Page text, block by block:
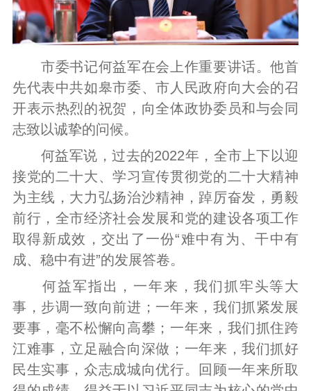
市委书记何益军在会上作重要讲话。他首
先代表中共如皋市委、市人民政府向大会的召
开表示热烈的祝贺，向全体政协委员和与会同
志致以诚挚的问候。
何益军说，过去的2022年，全市上下以迎
接党的二十大、学习宣传贯彻党的二十大精神
为主线，大力弘扬治沙精神，踔厉奋发，勇毅
前行，全市经济社会发展和党的建设各项工作
取得新成效，交出了一份“难中有为、干中有
成、稳中有进”的发展答卷。
何益军指出，一年来，我们抓牢头等大
事，步调一致向前进；一年来，我们抓紧发展
要事，毫不松懈向高攀；一年来，我们抓住跨
江难事，立足融合向深做；一年来，我们抓好
民生实事，众志成城向优行。回顾一年来所取